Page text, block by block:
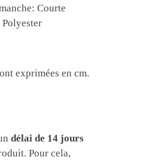
Courte
exprimées en cm.
délai de 14 jours
Pour cela,